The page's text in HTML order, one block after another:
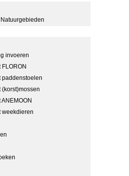
invoeren
paddenstoelen
(korst)mossen
weekdieren